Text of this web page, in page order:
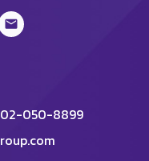
02-050-8899